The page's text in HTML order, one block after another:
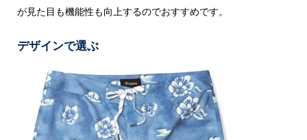
が見た目も機能性も向上するのでおすすめです。
デザインで選ぶ